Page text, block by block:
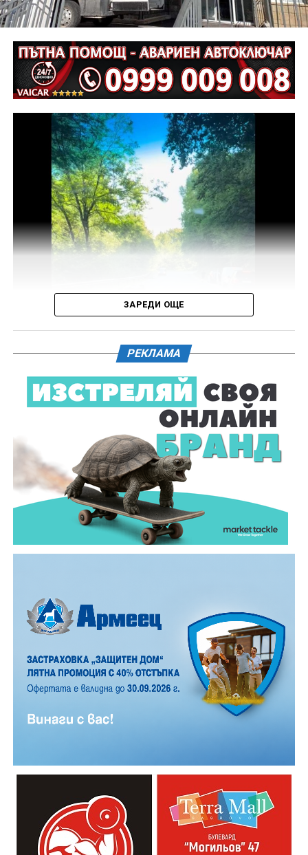
Извършена е аутопсия на тялото на пострадалия и е
назначена съдебномедицинска експертиза.
Предстои назначаването на автотехническа
експертиза относно причините и механизма на
възникналото пътнотранспортно произшествие.
На полицейските органи са възложени оперативно –
издирвателни мероприятия, свързани с
установяване на предходно преминали по трасето
на инкриминираната дата моторни превозни
средства, с евентуално последвало
компрометиране на пътната настилка.
Във връзка с изясняване на този въпрос предстои
назначаване на химическа експертиза на иззети в
Действията по разследването продължават под
ръководството на Окръжна прокуратура – Габрово.
61-годишен мъж от севлиевското село Шумата
загуби живота след като катастрофира с мотор.
Тежкият инцидент е станал в събота, 1 август, около
10.00 часа в прохода Шипка. По данни на полицията
мотористът е самокатастрофирал.
На място незабавно е бил изпратен полицейски
екип, който установил самоличността на водача. Той
е бил транспортиран в габровската болница, където
по-късно починал.
Според първоначалната информация водачът се е
Причините за инцидента са в процес на изясняване.
ЗАРЕДИ ОЩЕ
РЕКЛАМА